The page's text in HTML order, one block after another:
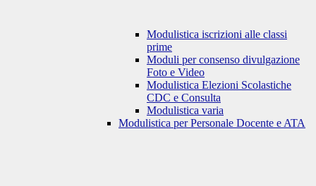
Modulistica iscrizioni alle classi
prime
Moduli per consenso divulgazione
Foto e Video
Modulistica Elezioni Scolastiche
CDC e Consulta
Modulistica varia
Modulistica per Personale Docente e ATA